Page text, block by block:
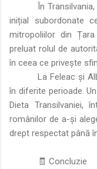
În
inițial subordonate
mitropoliilor din
preluat rolul de
în ceea ce privește
La Feleac și
în diferite perioade.
Dieta Transilvaniei,
românilor de a-și
drept respectat până
🧾 Concluzie